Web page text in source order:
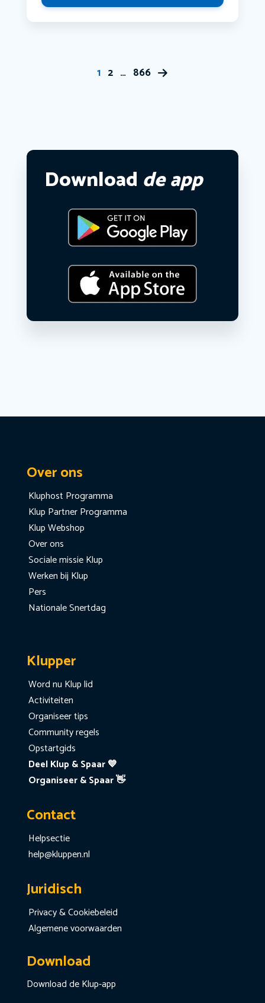
1 2 … 866
Download de app
Over ons
Kluphost Programma
Klup Partner Programma
Klup Webshop
Over ons
Sociale missie Klup
Werken bij Klup
Pers
Nationale Snertdag
Klupper
Word nu Klup lid
Activiteiten
Organiseer tips
Community regels
Opstartgids
Deel Klup & Spaar 💙
Organiseer & Spaar 👋
Contact
Helpsectie
help@kluppen.nl
Juridisch
Privacy & Cookiebeleid
Algemene voorwaarden
Download
Download de Klup-app